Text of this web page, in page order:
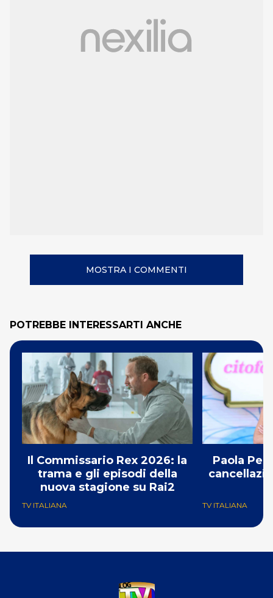
MOSTRA I COMMENTI
POTREBBE INTERESSARTI ANCHE
Il Commissario Rex 2026: la
trama e gli episodi della
nuova stagione su Rai2
TV ITALIANA
Paola
TV ITALIANA